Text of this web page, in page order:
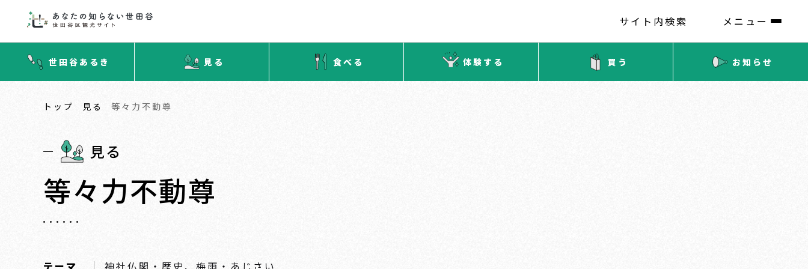
サイト内検索 メニュー
世田谷あるき 見る 食べる 体験する 買う お知らせ
トップ 見る 等々力不動尊
見る
等々力不動尊
テーマ 神社仏閣・歴史、梅雨・あじさい